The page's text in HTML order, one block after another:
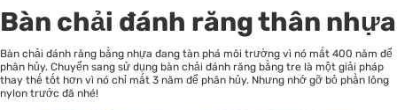
Bàn chải đánh răng thân nhựa
Bàn chải đánh răng bằng nhựa đang tàn phá môi trường vì nó mất 400 năm để
phân hủy. Chuyển sang sử dụng bàn chải đánh răng bằng tre là một giải pháp
thay thế tốt hơn vì nó chỉ mất 3 năm để phân hủy. Nhưng nhớ gỡ bỏ phần lông
nylon trước đã nhé!